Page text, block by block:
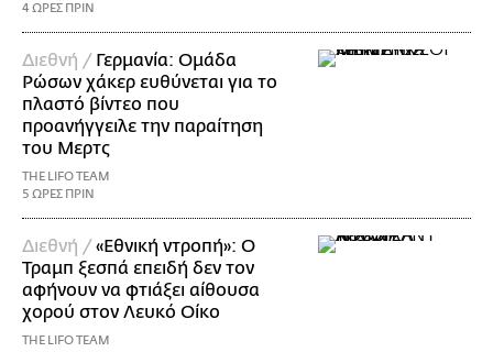
4 ΩΡΕΣ ΠΡΙΝ
Διεθνή / Γερμανία: Ομάδα
Ρώσων χάκερ ευθύνεται για το
πλαστό βίντεο που
προανήγγειλε την παραίτηση
του Μερτς
THE LIFO TEAM
5 ΩΡΕΣ ΠΡΙΝ
Διεθνή / «Εθνική ντροπή»: Ο
Τραμπ ξεσπά επειδή δεν τον
αφήνουν να φτιάξει αίθουσα
χορού στον Λευκό Οίκο
THE LIFO TEAM